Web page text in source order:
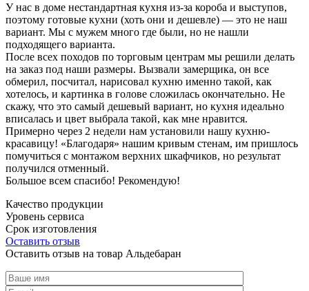
У нас в доме нестандартная кухня из-за короба и выступов,
поэтому готовые кухни (хоть они и дешевле) — это не наш
вариант. Мы с мужем много где были, но не нашли
подходящего варианта.
После всех походов по торговым центрам мы решили делать
на заказ под наши размеры. Вызвали замерщика, он все
обмерил, посчитал, нарисовал кухню именно такой, как
хотелось, и картинка в голове сложилась окончательно. Не
скажу, что это самый дешевый вариант, но кухня идеально
вписалась и цвет выбрала такой, как мне нравится.
Примерно через 2 недели нам установили нашу кухню-
красавицу! «Благодаря» нашим кривым стенам, им пришлось
помучиться с монтажом верхних шкафчиков, но результат
получился отменный.
Большое всем спасибо! Рекомендую!
Качество продукции
Уровень сервиса
Срок изготовления
Оставить отзыв
Оставить отзыв на товар Альдебаран